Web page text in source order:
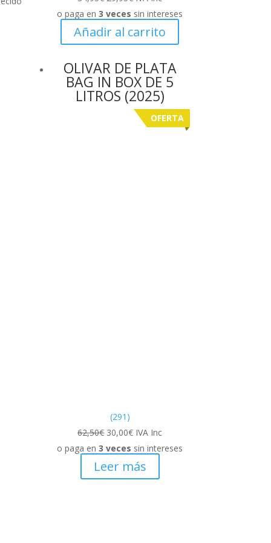
precio
original
era:
34,95€.
precio
actual
es:
29,95€.
o paga en3 veces sin intereses
Añadir al carrito
OLIVAR DE PLATA
BAG IN BOX DE 5
LITROS (2025)
OFERTA
(291)
62,50€ El
precio
original
era:
30,00€El
precio
actual
es:
IVA Inc
o paga en3 veces sin intereses
Leer más